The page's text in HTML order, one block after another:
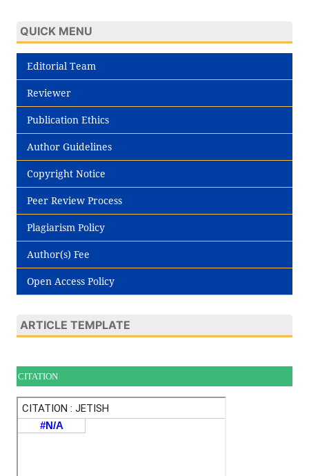
QUICK MENU
Editorial Team
Reviewer
Publication Ethics
Author Guidelines
Copyright Notice
Peer Review Process
Plagiarism Policy
Author(s) Fee
Open Access Policy
ARTICLE TEMPLATE
CITATION